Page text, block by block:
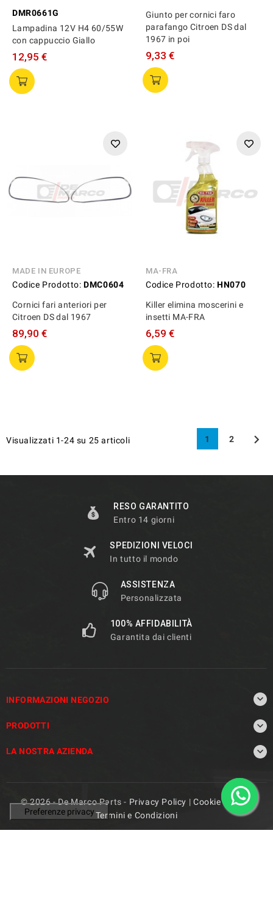
DMR0661G
Lampadina 12V H4 60/55W
con cappuccio Giallo
12,95 €
Giunto per cornici faro
parafango Citroen DS dal
1967 in poi
9,33 €
MADE IN EUROPE
Codice Prodotto: DMC0604
Cornici fari anteriori per
Citroen DS dal 1967
89,90 €
MA-FRA
Codice Prodotto: HN070
Killer elimina moscerini e
insetti MA-FRA
6,59 €
Visualizzati 1-24 su 25 articoli 1 2 
RESO GARANTITO
Entro 14 giorni
SPEDIZIONI VELOCI
In tutto il mondo
ASSISTENZA
Personalizzata
100% AFFIDABILITÀ
Garantita dai clienti
INFORMAZIONI NEGOZIO 
PRODOTTI 
LA NOSTRA AZIENDA 
© 2026 - De Marco Parts - Privacy Policy | Cookie Policy|
Termini e Condizioni